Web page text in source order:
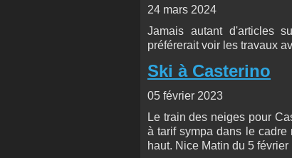
24 mars 2024
Jamais autant d'articles
préférerait voir les travaux
Ski à Casterino
05 février 2023
Le train des neiges pour
à tarif sympa dans le
haut. Nice Matin du 5 février